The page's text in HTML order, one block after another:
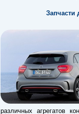
Запчасти
различных агрегатов